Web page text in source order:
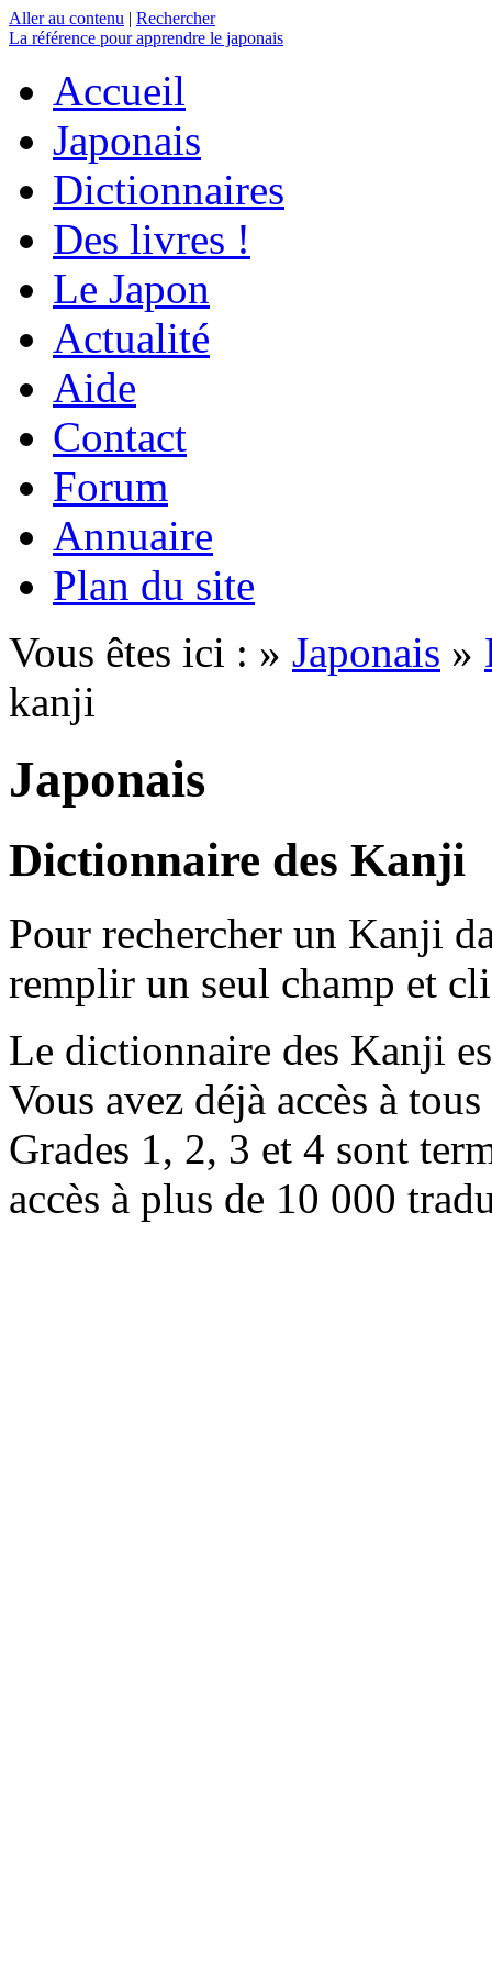
Aller au contenu | Rechercher
La référence pour apprendre le japonais
Accueil
Japonais
Dictionnaires
Des livres !
Le Japon
Actualité
Aide
Contact
Forum
Annuaire
Plan du site
Vous êtes ici : » Japonais »
kanji
Japonais
Dictionnaire des Kanji
Pour rechercher un Kanji
remplir un seul champ et
Le dictionnaire des Kanji
Vous avez déjà accès à
Grades 1, 2, 3 et 4 sont
accès à plus de 10 000